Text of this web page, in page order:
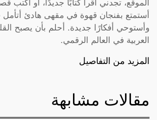
الموقع، تجدني أقرأ كتابًا جديدًا، أو أكتب
أستمتع بفنجان قهوة في مقهى هادئ أتأمل
وأستوحي أفكارًا جديدة. أحلم بأن يصبح
العربية في العالم الرقمي.
المزيد من التفاصيل
مقالات مشابهة